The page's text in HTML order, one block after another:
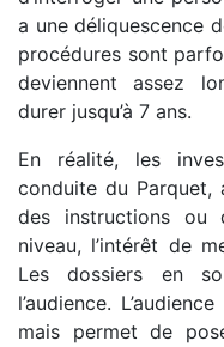
a une déliquescence
procédures sont
deviennent assez
durer jusqu’à 7 ans.
En réalité, les
conduite du Parquet,
des instructions ou
niveau, l’intérêt de
Les dossiers en
l’audience.
mais permet de